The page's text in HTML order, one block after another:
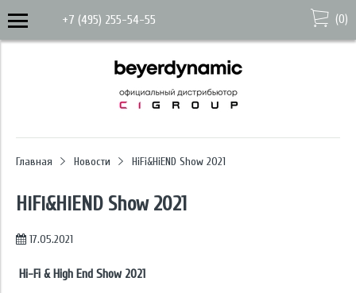
+7 (495) 255-54-55 (0)
Главная Новости HiFi&HiEND Show 2021
HiFi&HiEND Show 2021
17.05.2021
Hi-Fi & High End Show 2021